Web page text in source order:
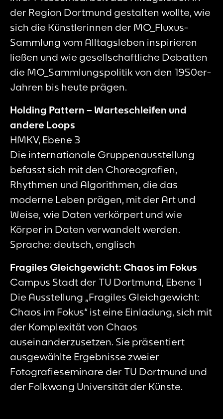
der Region Dortmund gestalten wollte, wie
sich die Künstlerinnen der MO_Fluxus-
Sammlung vom Alltagsleben inspirieren
ließen und wie gesellschaftliche Debatten
die MO_Sammlungspolitik von den 1950er-
Jahren bis heute prägen.
Holding Pattern – Warteschleifen und
andere Loops
HMKV, Ebene 3
Die internationale Gruppenausstellung
befasst sich mit den Choreografien,
Rhythmen und Algorithmen, die das
moderne Leben prägen, mit der Art und
Weise, wie Daten verkörpert und wie
Körper in Daten verwandelt werden.
Sprache: deutsch, englisch
Fragiles Gleichgewicht: Chaos im Fokus
Campus Stadt der TU Dortmund, Ebene 1
Die Ausstellung „Fragiles Gleichgewicht:
Chaos im Fokus“ ist eine Einladung, sich mit
der Komplexität von Chaos
auseinanderzusetzen. Sie präsentiert
ausgewählte Ergebnisse zweier
Fotografieseminare der TU Dortmund und
der Folkwang Universität der Künste.